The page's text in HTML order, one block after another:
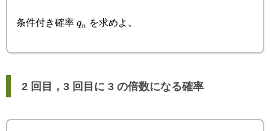
条件付き確率 qn を求めよ。
2 回目，3 回目に 3 の倍数になる確率